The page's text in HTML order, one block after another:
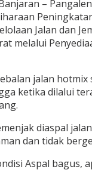
–
Jalan dan
melalui
jalan hotmix
ketika dilalui
diaspal
dan tidak
Aspal bagus,